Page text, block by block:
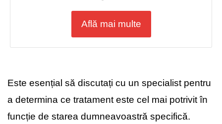
Află mai multe
Este esențial să discutați cu un specialist pentru
a determina ce tratament este cel mai potrivit în
funcție de starea dumneavoastră specifică.